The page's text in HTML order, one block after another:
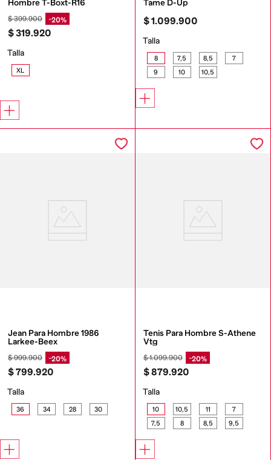
Hombre T-Boxt-R16
$399.900 20%
$319.920
Talla
XL
Tame D-Up
$1.099.900
Talla
8 7,5 8,5
7
9
10 10,5
Jean Para Hombre 1986
Larkee-Beex
$999.900 20%
$799.920
Talla
36 34 28 30
Tenis Para Hombre S-Athene
Vtg
$1.099.900 20%
$879.920
Talla
10 10,5 11
7
7,5
8 8,5 9,5